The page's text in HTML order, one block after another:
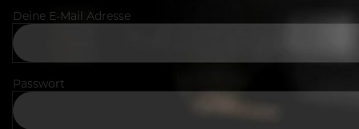
Deine E-Mail Adresse
Passwort